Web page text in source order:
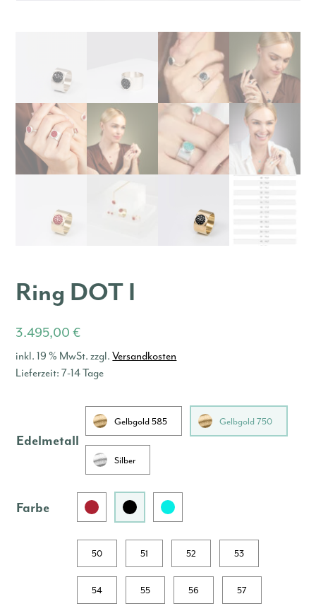
Ring DOT I
3.495,00€
inkl. 19 % MwSt. zzgl.Versandkosten
Lieferzeit:7-14 Tage
Edelmetall
Gelbgold 585 Gelbgold 750
Silber
Farbe
50 51 52 53
54 55 56 57